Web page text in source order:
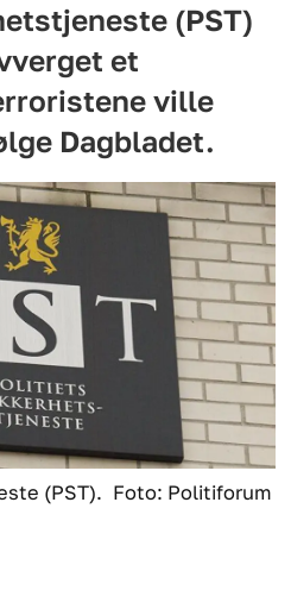
(PST)
et
ville
Dagbladet.
(PST). Foto: Politiforum